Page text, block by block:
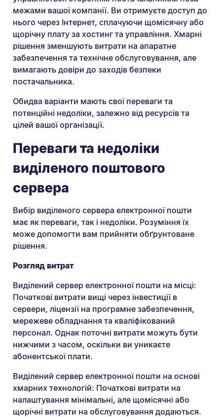
межами вашої компанії. Ви отримуєте доступ до
нього через Інтернет, сплачуючи щомісячну або
щорічну плату за хостинг та управління. Хмарні
рішення зменшують витрати на апаратне
забезпечення та технічне обслуговування, але
вимагають довіри до заходів безпеки
постачальника.
Обидва варіанти мають свої переваги та
потенційні недоліки, залежно від ресурсів та
цілей вашої організації.
Переваги та недоліки
виділеного поштового
сервера
Вибір виділеного сервера електронної пошти
має як переваги, так і недоліки. Розуміння їх
може допомогти вам прийняти обґрунтоване
рішення.
Розгляд витрат
Виділений сервер електронної пошти на місці:
Початкові витрати вищі через інвестиції в
сервери, ліцензії на програмне забезпечення,
мережеве обладнання та кваліфікований
персонал. Однак поточні витрати можуть бути
нижчими з часом, оскільки ви уникаєте
абонентської плати.
Виділений сервер електронної пошти на основі
хмарних технологій: Початкові витрати на
налаштування мінімальні, але щомісячні або
щорічні витрати на обслуговування додаються.